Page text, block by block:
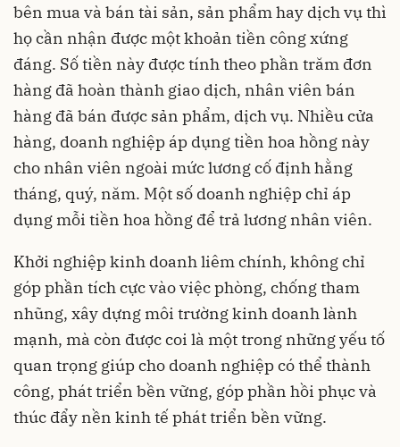
bên mua và bán tài sản, sản phẩm hay dịch vụ thì
họ cần nhận được một khoản tiền công xứng
đáng. Số tiền này được tính theo phần trăm đơn
hàng đã hoàn thành giao dịch, nhân viên bán
hàng đã bán được sản phẩm, dịch vụ. Nhiều cửa
hàng, doanh nghiệp áp dụng tiền hoa hồng này
cho nhân viên ngoài mức lương cố định hằng
tháng, quý, năm. Một số doanh nghiệp chỉ áp
dụng mỗi tiền hoa hồng để trả lương nhân viên.
Khởi nghiệp kinh doanh liêm chính, không chỉ
góp phần tích cực vào việc phòng, chống tham
nhũng, xây dựng môi trường kinh doanh lành
mạnh, mà còn được coi là một trong những yếu tố
quan trọng giúp cho doanh nghiệp có thể thành
công, phát triển bền vững, góp phần hồi phục và
thúc đẩy nền kinh tế phát triển bền vững.